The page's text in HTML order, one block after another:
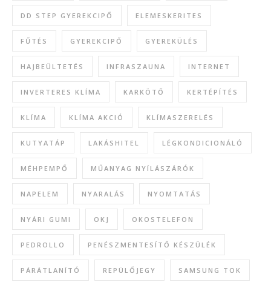
DD STEP GYEREKCIPŐ ELEMESKERITES
FŰTÉS GYEREKCIPŐ GYEREKÜLÉS
HAJBEÜLTETÉS INFRASZAUNA INTERNET
INVERTERES KLÍMA KARKÖTŐ KERTÉPÍTÉS
KLÍMA KLÍMA AKCIÓ KLÍMASZERELÉS
KUTYATÁP LAKÁSHITEL LÉGKONDICIONÁLÓ
MÉHPEMPŐ MŰANYAG NYÍLÁSZÁRÓK
NAPELEM NYARALÁS NYOMTATÁS
NYÁRI GUMI OKJ OKOSTELEFON
PEDROLLO PENÉSZMENTESÍTŐ KÉSZÜLÉK
PÁRÁTLANÍTÓ REPÜLŐJEGY SAMSUNG TOK